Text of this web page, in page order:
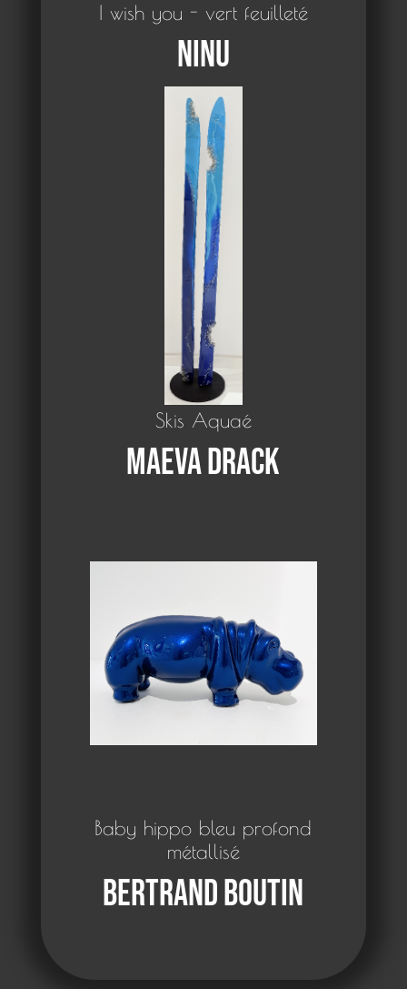
I wish you - vert feuilleté
Ninu
Skis Aquaé
Maeva Drack
Baby hippo bleu profond
métallisé
Bertrand Boutin